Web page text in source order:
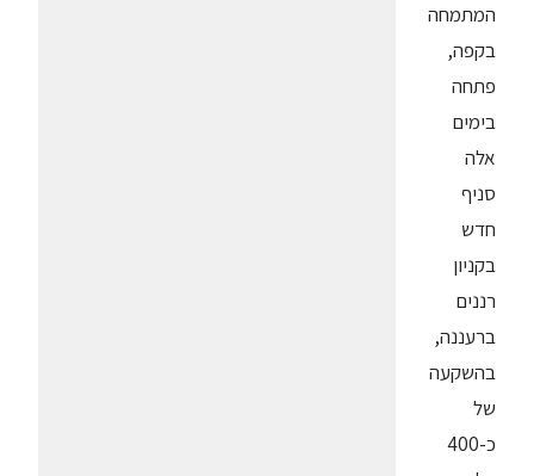
המתמחה
בקפה,
פתחה
בימים
אלה
סניף
חדש
בקניון
רננים
ברעננה,
בהשקעה
של
כ-400